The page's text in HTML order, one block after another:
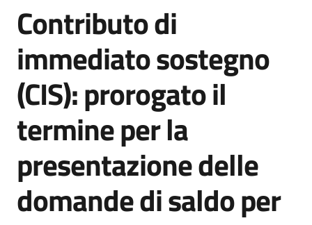
Menu selezionato
Servizi
Vivere
Dozza
Servizi
on-
Salta al contenuto
Contributo di
immediato sostegno
(CIS): prorogato il
termine per la
presentazione delle
domande di saldo per